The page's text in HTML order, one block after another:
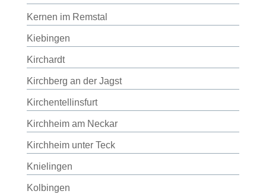
Kernen im Remstal
Kiebingen
Kirchardt
Kirchberg an der Jagst
Kirchentellinsfurt
Kirchheim am Neckar
Kirchheim unter Teck
Knielingen
Kolbingen